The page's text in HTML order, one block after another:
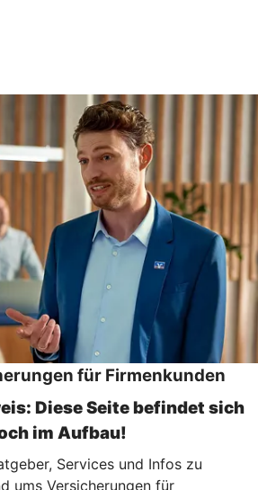
für Firmenkunden
Diese Seite befindet sich
im Aufbau!
Services und Infos zu
ums Versicherungen für